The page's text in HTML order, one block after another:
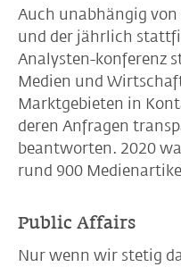
Auch unabhängig
und der jährlich
Analysten-konferenz
Medien und
Marktgebieten in
deren Anfragen
beantworten. 2020
rund 900
Public Affairs
Nur wenn wir stetig